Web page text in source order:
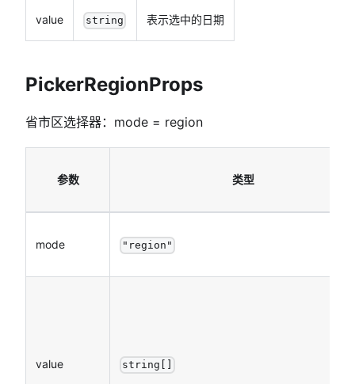
value string 表示选中的日期
PickerRegionProps
省市区选择器：mode = region
参数 类型
mode "region"
value string[]